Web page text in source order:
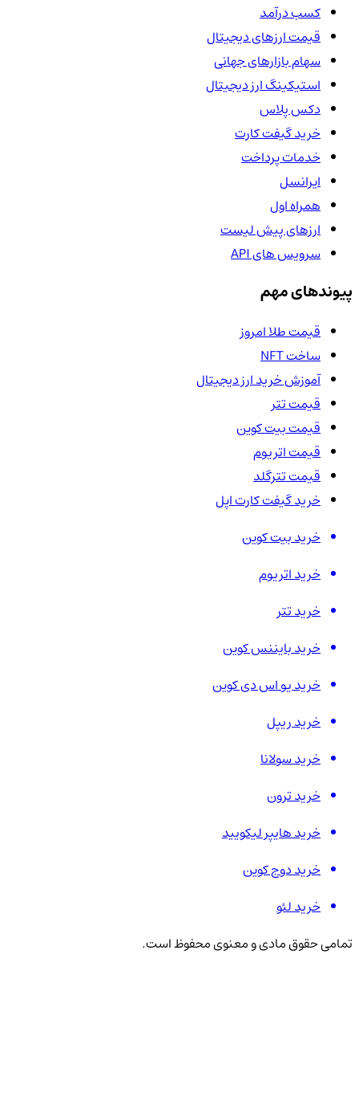
کسب درآمد
قیمت ارزهای دیجیتال
سهام بازارهای جهانی
استیکینگ ارز دیجیتال
دکس پلاس
خرید گیفت کارت
خدمات پرداخت
ایرانسل
همراه اول
ارزهای پیش لیست
سرویس های API
پیوندهای مهم
قیمت طلا امروز
ساخت NFT
آموزش خرید ارز دیجیتال
قیمت تتر
قیمت بیت کوین
قیمت اتریوم
قیمت تترگلد
خرید گیفت کارت اپل
خرید بیت کوین
خرید اتریوم
خرید تتر
خرید بایننس کوین
خرید یو اس دی کوین
خرید ریپل
خرید سولانا
خرید ترون
خرید هایپر لیکویید
خرید دوج کوین
خرید لئو
تمامی حقوق مادی و معنوی محفوظ است.